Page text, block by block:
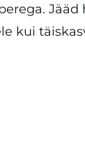
kui